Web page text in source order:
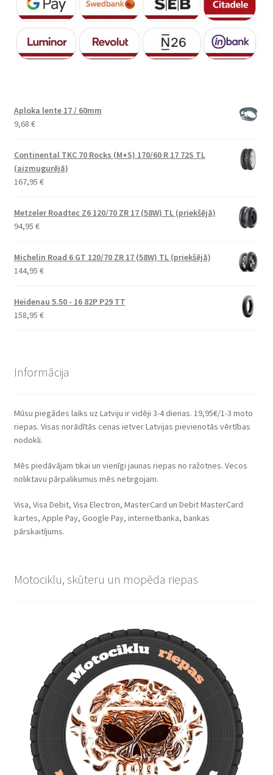
Aploka lente 17 / 60mm
9,68 €
Continental TKC 70 Rocks (M+S) 170/60 R 17 72S TL
(aizmugurējā)
167,95 €
Metzeler Roadtec Z6 120/70 ZR 17 (58W) TL (priekšējā)
94,95 €
Michelin Road 6 GT 120/70 ZR 17 (58W) TL (priekšējā)
144,95 €
Heidenau 5.50 - 16 82P P29 TT
158,95 €
Informācija
Mūsu piegādes laiks uz Latviju ir vidēji 3-4 dienas. 19,95€/1-3 moto
riepas. Visas norādītās cenas ietver Latvijas pievienotās vērtības
nodokli.
Mēs piedāvājam tikai un vienīgi jaunas riepas no ražotnes. Vecos
noliktavu pārpalikumus mēs netirgojam.
Visa, Visa Debit, Visa Electron, MasterCard un Debit MasterCard
kartes, Apple Pay, Google Pay, internetbanka, bankas
pārskaitījums.
Motociklu, skūteru un mopēda riepas